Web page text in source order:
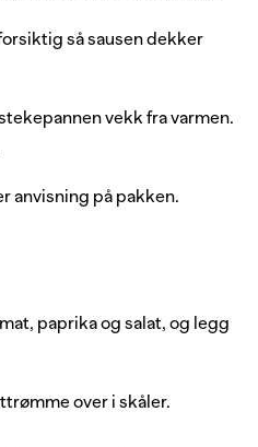
så sausen dekker
vekk fra varmen.
anvisning på pakken.
paprika og salat, og legg
over i skåler.